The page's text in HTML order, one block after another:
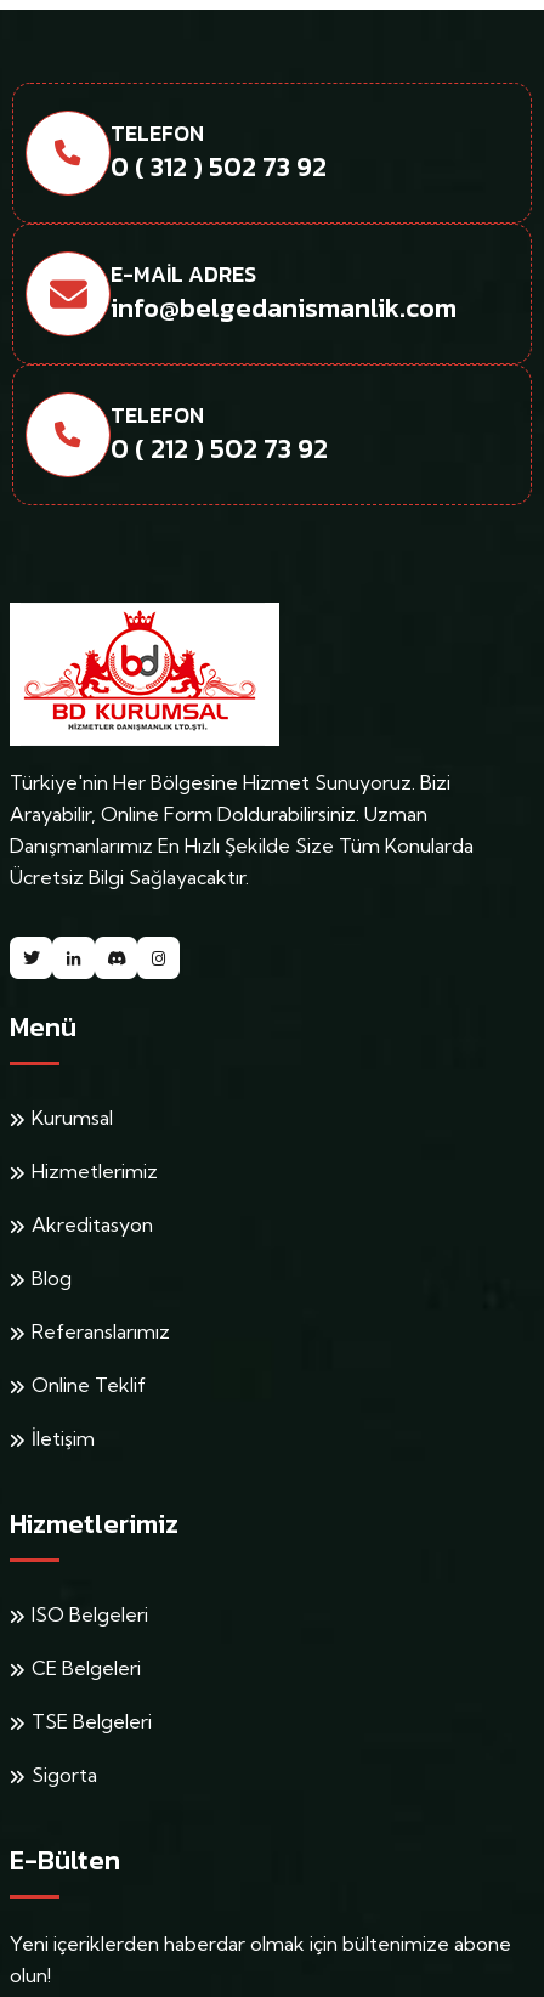
TELEFON
0 ( 312 ) 502 73 92
E-MAIL ADRES
info@belgedanismanlik.com
TELEFON
0 ( 212 ) 502 73 92
Türkiye'nin Her Bölgesine Hizmet Sunuyoruz. Bizi
Arayabilir, Online Form Doldurabilirsiniz. Uzman
Danışmanlarımız En Hızlı Şekilde Size Tüm Konularda
Ücretsiz Bilgi Sağlayacaktır.
Menü
Kurumsal
Hizmetlerimiz
Akreditasyon
Blog
Referanslarımız
Online Teklif
İletişim
Hizmetlerimiz
ISO Belgeleri
CE Belgeleri
TSE Belgeleri
Sigorta
E-Bülten
Yeni içeriklerden haberdar olmak için bültenimize abone
olun!